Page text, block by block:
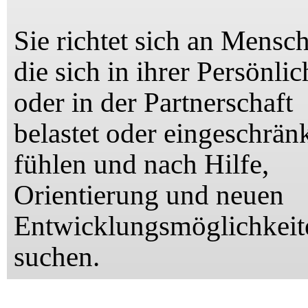
Sie richtet sich an
die sich in ihrer
oder in der Partnerschaft
belastet oder
fühlen und nach Hilfe,
Orientierung und neuen
suchen.